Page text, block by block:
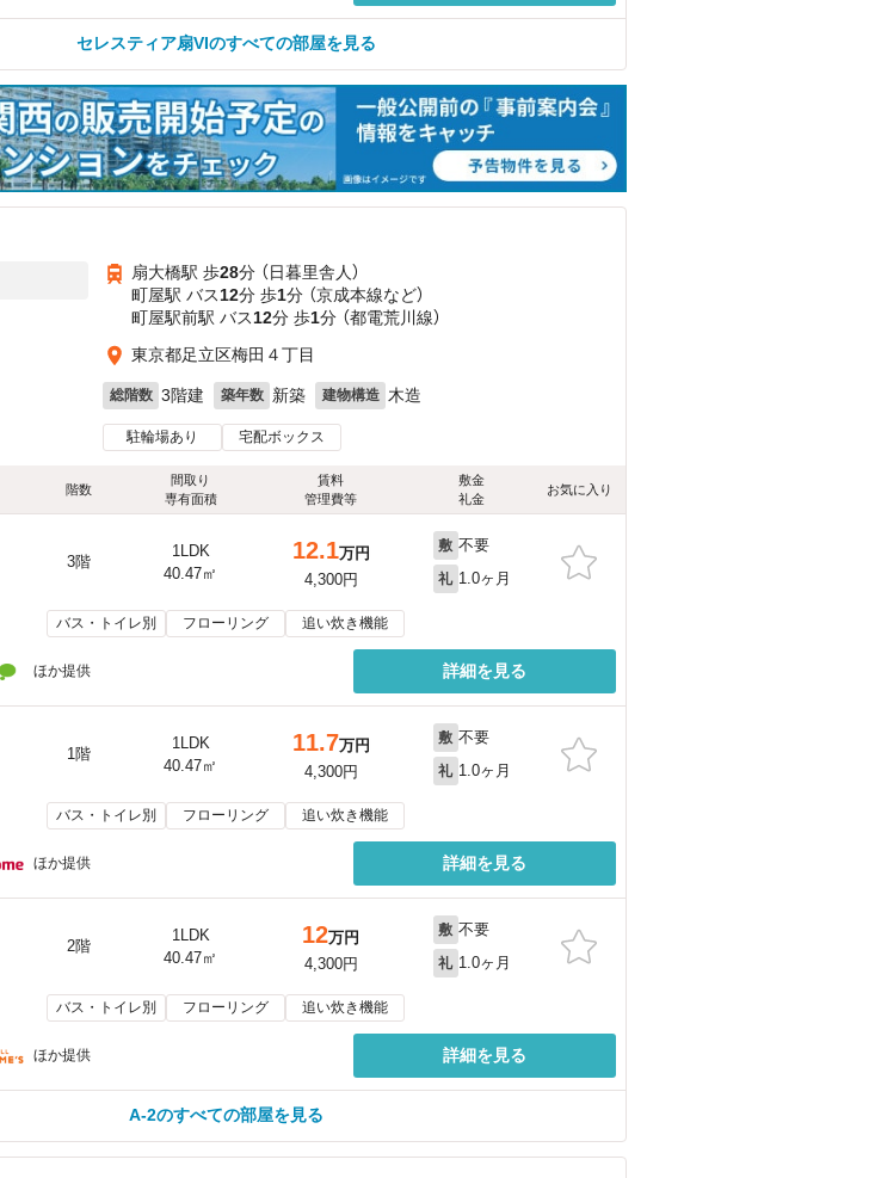
セレスティア扇VIのすべての部屋を見る
扇大橋駅 歩28分 （日暮里舎人）
町屋駅 バス12分 歩1分 （京成本線など）
町屋駅前駅 バス12分 歩1分 （都電荒川線）
東京都足立区梅田４丁目
総階数 3階建 築年数 新築 建物構造 木造
駐輪場あり 宅配ボックス
階数
間取り
専有面積
賃料
管理費等
敷金
礼金
お気に入り
3階
1LDK
40.47㎡
12.1万円
4,300円
敷 不要
礼 1.0ヶ月
バス・トイレ別 フローリング 追い炊き機能
ほか提供 詳細を見る
1階
1LDK
40.47㎡
11.7万円
4,300円
敷 不要
礼 1.0ヶ月
バス・トイレ別 フローリング 追い炊き機能
ほか提供 詳細を見る
2階
1LDK
40.47㎡
12万円
4,300円
敷 不要
礼 1.0ヶ月
バス・トイレ別 フローリング 追い炊き機能
ほか提供 詳細を見る
A-2のすべての部屋を見る